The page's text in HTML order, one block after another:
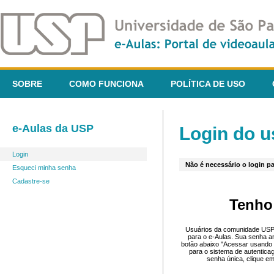
SOBRE COMO FUNCIONA POLÍTICA DE USO
e-Aulas da USP
Login
Esqueci minha senha
Cadastre-se
Login do
Não é necessário o login
Usuários da comunidade
para o e-Aulas. Sua senha
botão abaixo "Acessar
para o sistema de
senha única, clique